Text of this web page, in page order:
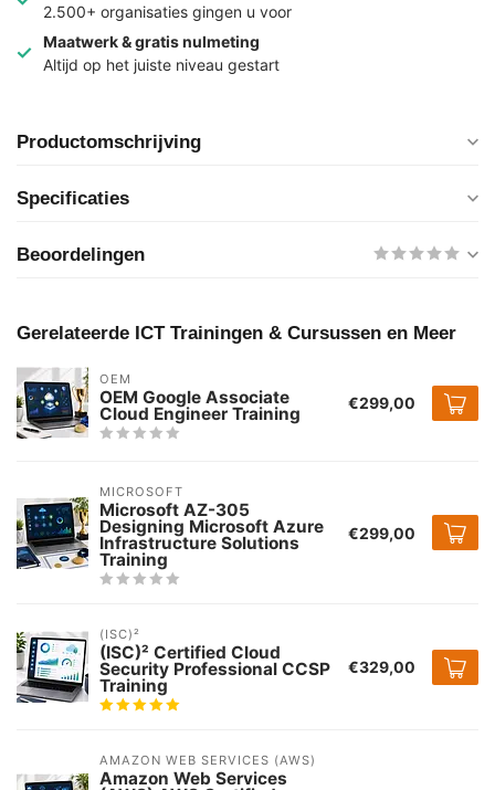
2.500+ organisaties gingen u voor
Maatwerk & gratis nulmeting
Altijd op het juiste niveau gestart
Productomschrijving
Specificaties
Beoordelingen
Gerelateerde ICT Trainingen & Cursussen en Meer
OEM
OEM Google Associate
Cloud Engineer Training €299,00
MICROSOFT
Microsoft AZ-305
Designing Microsoft Azure
Infrastructure Solutions
Training
€299,00
(ISC)²
(ISC)² Certified Cloud
Security Professional CCSP
Training
€329,00
AMAZON WEB SERVICES (AWS)
Amazon Web Services